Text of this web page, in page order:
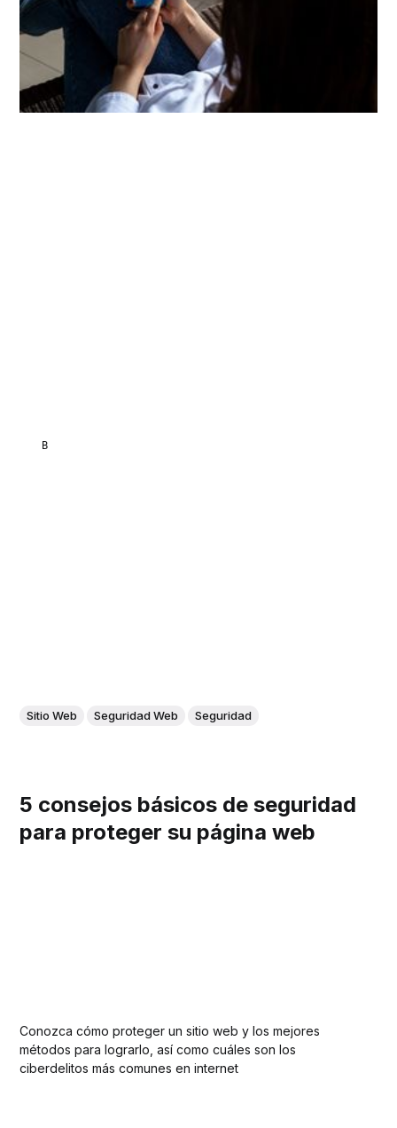
BLOG DE ITDO - AGENCIA DIGITAL DE
Sitio Web Seguridad Web Seguridad
5 consejos básicos de seguridad
para proteger su página web
Conozca cómo proteger un sitio web y los mejores
métodos para lograrlo, así como cuáles son los
ciberdelitos más comunes en internet